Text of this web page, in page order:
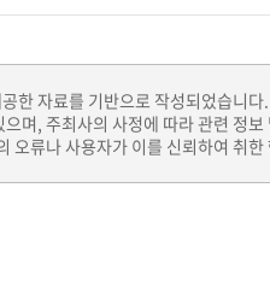
한 자료를 기반으로 작성되었습니다.
며, 주최사의 사정에 따라 관련 정
오류나 사용자가 이를 신뢰하여 취